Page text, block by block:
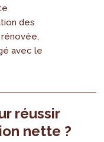
des
avec le
réussir
nette ?